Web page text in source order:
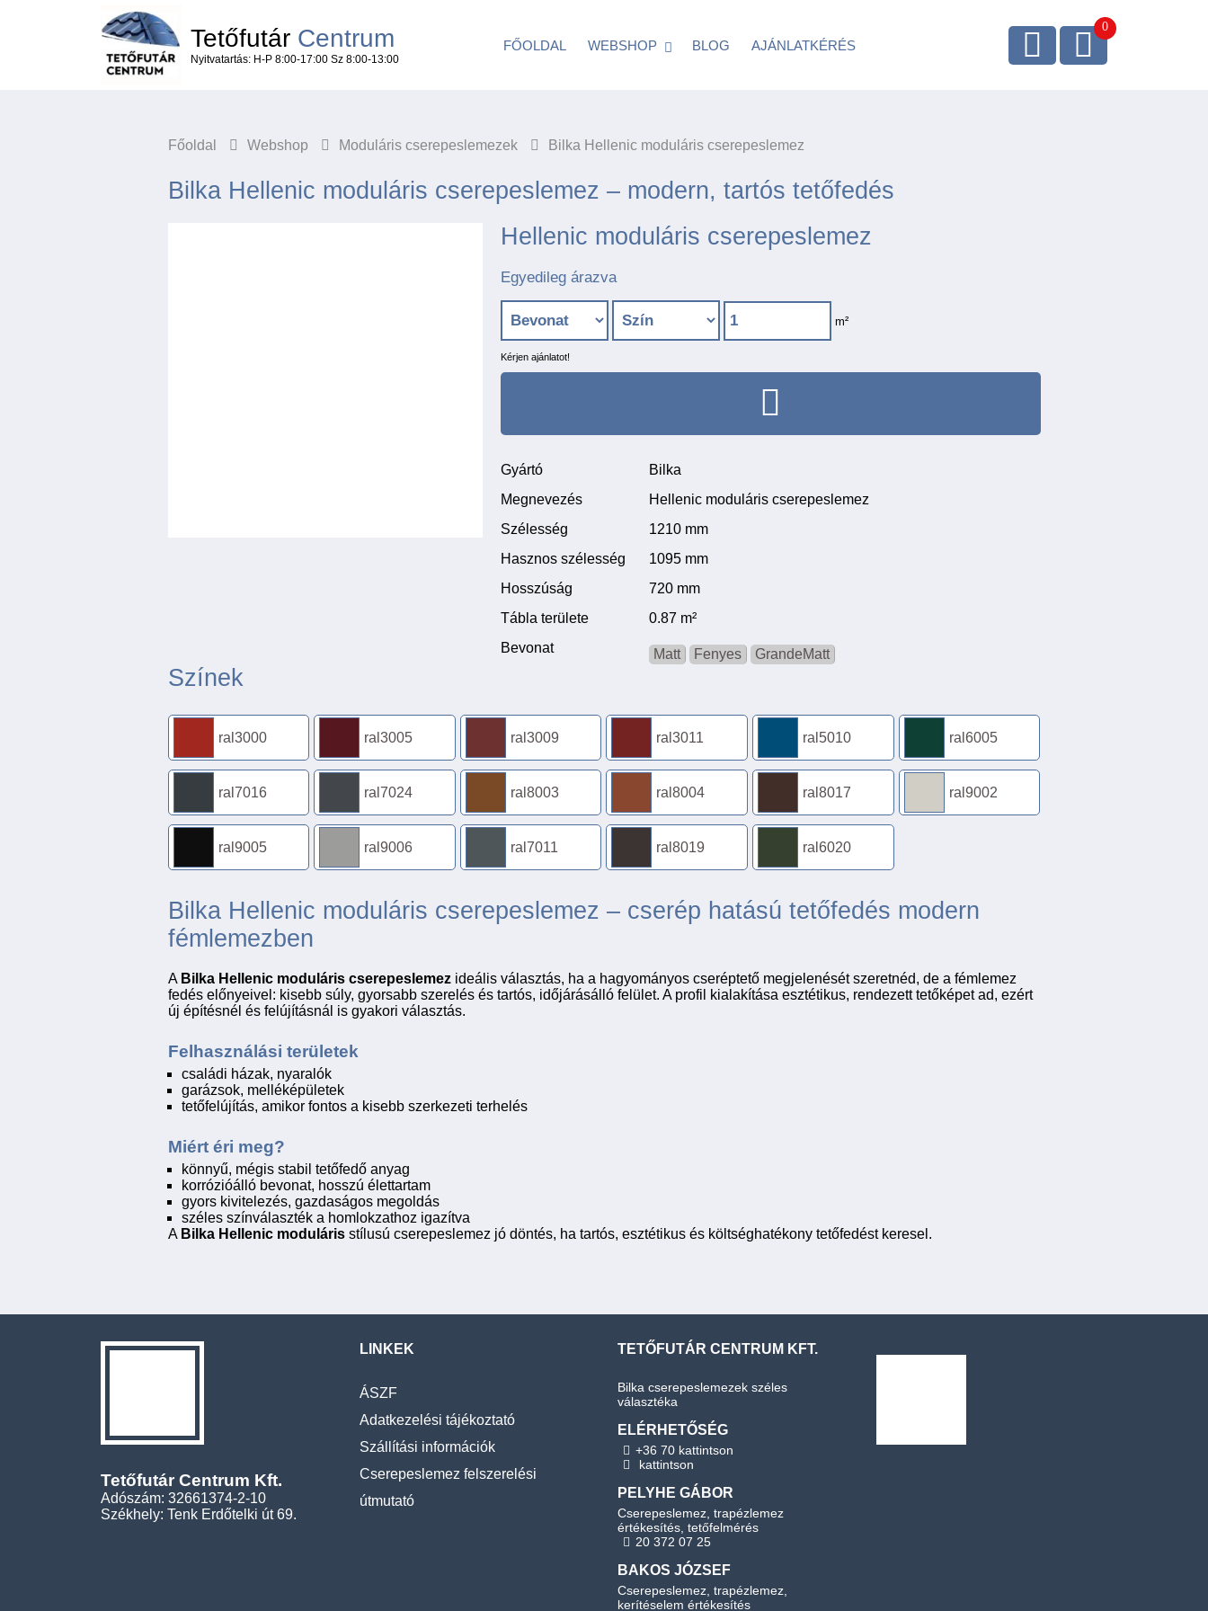
Tetőfutár Centrum
Nyitvatartás: H-P 8:00-17:00 Sz 8:00-13:00
FŐOLDAL WEBSHOP BLOG AJÁNLATKÉRÉS
Főoldal Webshop Moduláris cserepeslemezek Bilka Hellenic moduláris cserepeslemez
Bilka Hellenic moduláris cserepeslemez – modern, tartós tetőfedés
Hellenic moduláris cserepeslemez
Egyedileg árazva
m²
Kérjen ajánlatot!
Gyártó
Bilka
Megnevezés
Hellenic moduláris cserepeslemez
Szélesség
1210 mm
Hasznos szélesség
1095 mm
Hosszúság
720 mm
Tábla területe
0.87 m²
Bevonat
Matt Fenyes GrandeMatt
Színek
ral3000 ral3005 ral3009 ral3011 ral5010 ral6005
ral7016 ral7024 ral8003 ral8004 ral8017 ral9002
ral9005 ral9006 ral7011 ral8019 ral6020
Bilka Hellenic moduláris cserepeslemez – cserép hatású tetőfedés modern
fémlemezben
A Bilka Hellenic moduláris cserepeslemezideális választás, ha a hagyományos cseréptető megjelenését szeretnéd, de a fémlemez
fedés előnyeivel: kisebb súly, gyorsabb szerelés és tartós, időjárásálló felület. A profil kialakítása esztétikus, rendezett tetőképet ad, ezért
új építésnél és felújításnál is gyakori választás.
Felhasználási területek
családi házak, nyaralók
garázsok, melléképületek
tetőfelújítás, amikor fontos a kisebb szerkezeti terhelés
Miért éri meg?
könnyű, mégis stabil tetőfedő anyag
korrózióálló bevonat, hosszú élettartam
gyors kivitelezés, gazdaságos megoldás
széles színválaszték a homlokzathoz igazítva
A Bilka Hellenic modulárisstílusú cserepeslemez jó döntés, ha tartós, esztétikus és költséghatékony tetőfedést keresel.
Tetőfutár Centrum Kft.
Adószám: 32661374-2-10
Székhely: Tenk Erdőtelki út 69.
LINKEK
ÁSZF
Adatkezelési tájékoztató
Szállítási információk
Cserepeslemez felszerelési
útmutató
TETŐFUTÁR CENTRUM KFT.
Bilka cserepeslemezek széles
választéka
ELÉRHETŐSÉG
+36 70 kattintson
kattintson
PELYHE GÁBOR
Cserepeslemez, trapézlemez
értékesítés, tetőfelmérés
20 372 07 25
BAKOS JÓZSEF
Cserepeslemez, trapézlemez,
kerítéselem értékesítés